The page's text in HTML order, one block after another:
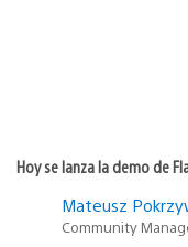
Hoy se lanza la demo de
Mateusz
Community